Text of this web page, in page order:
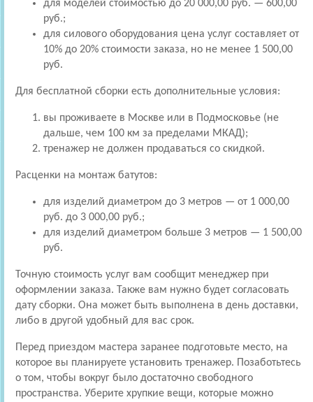
для моделей стоимостью до 20 000,00 руб. — 600,00
руб.;
для силового оборудования цена услуг составляет от
10% до 20% стоимости заказа, но не менее 1 500,00
руб.
Для бесплатной сборки есть дополнительные условия:
вы проживаете в Москве или в Подмосковье (не
дальше, чем 100 км за пределами МКАД);
тренажер не должен продаваться со скидкой.
Расценки на монтаж батутов:
для изделий диаметром до 3 метров — от 1 000,00
руб. до 3 000,00 руб.;
для изделий диаметром больше 3 метров — 1 500,00
руб.
Точную стоимость услуг вам сообщит менеджер при
оформлении заказа. Также вам нужно будет согласовать
дату сборки. Она может быть выполнена в день доставки,
либо в другой удобный для вас срок.
Перед приездом мастера заранее подготовьте место, на
которое вы планируете установить тренажер. Позаботьтесь
о том, чтобы вокруг было достаточно свободного
пространства. Уберите хрупкие вещи, которые можно